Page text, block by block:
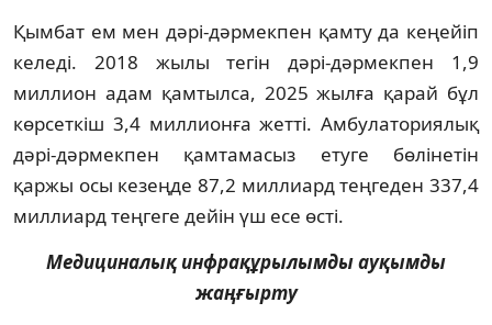
Қымбат ем мен дәрі-дәрмекпен қамту да кеңейіп
келеді. 2018 жылы тегін дәрі-дәрмекпен 1,9
миллион адам қамтылса, 2025 жылға қарай бұл
көрсеткіш 3,4 миллионға жетті. Амбулаториялық
дәрі-дәрмекпен қамтамасыз етуге бөлінетін
қаржы осы кезеңде 87,2 миллиард теңгеден 337,4
миллиард теңгеге дейін үш есе өсті.
Медициналық инфрақұрылымды ауқымды
жаңғырту